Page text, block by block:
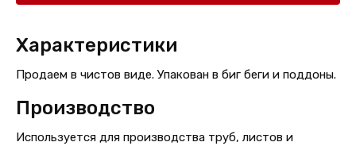
Характеристики
Продаем в чистов виде. Упакован в биг беги и поддоны.
Производство
Используется для производства труб, листов и